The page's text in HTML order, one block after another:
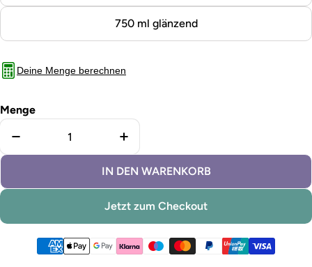
750 ml glänzend
Deine Menge berechnen
Menge
Menge für Holzfarbe außen Tabernas verringern
Menge für Holzfarbe außen
IN DEN WARENKORB
Jetzt zum Checkout
Zahlungsmethoden